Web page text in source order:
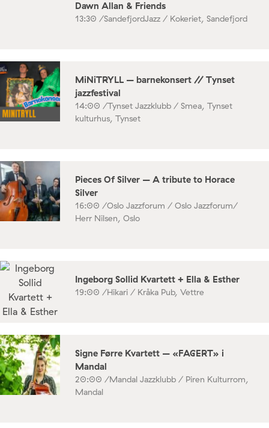
Dawn Allan & Friends
13:30 /SandefjordJazz / Kokeriet, Sandefjord
MiNiTRYLL – barnekonsert // Tynset
jazzfestival
14:00 /Tynset Jazzklubb / Smea, Tynset
kulturhus, Tynset
Pieces Of Silver – A tribute to Horace
Silver
16:00 /Oslo Jazzforum / Oslo Jazzforum/
Herr Nilsen, Oslo
Ingeborg Sollid Kvartett + Ella & Esther
19:00 /Hikari / Kråka Pub, Vettre
Signe Førre Kvartett – «FAGERT» i
Mandal
20:00 /Mandal Jazzklubb / Piren Kulturrom,
Mandal